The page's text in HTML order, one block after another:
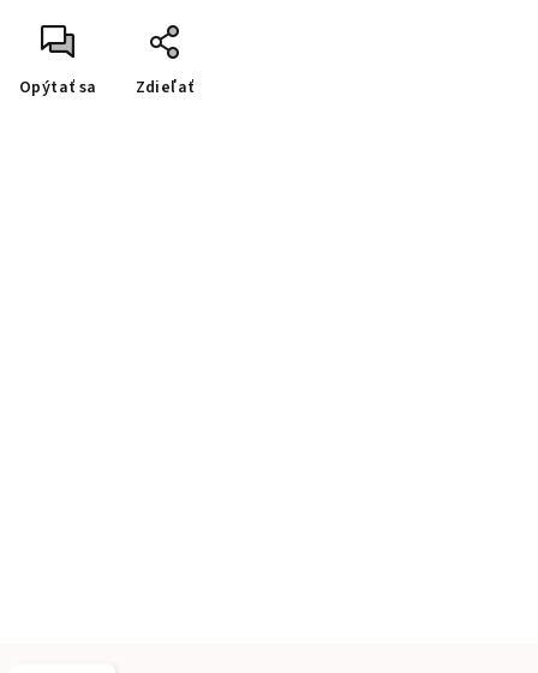
Opýtať sa Zdieľať